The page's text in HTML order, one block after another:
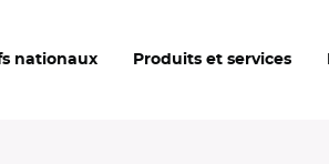
nationaux Produits et services